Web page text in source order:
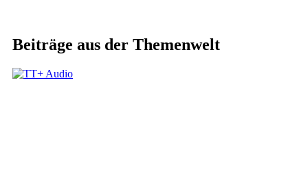
Beiträge aus der Themenwelt